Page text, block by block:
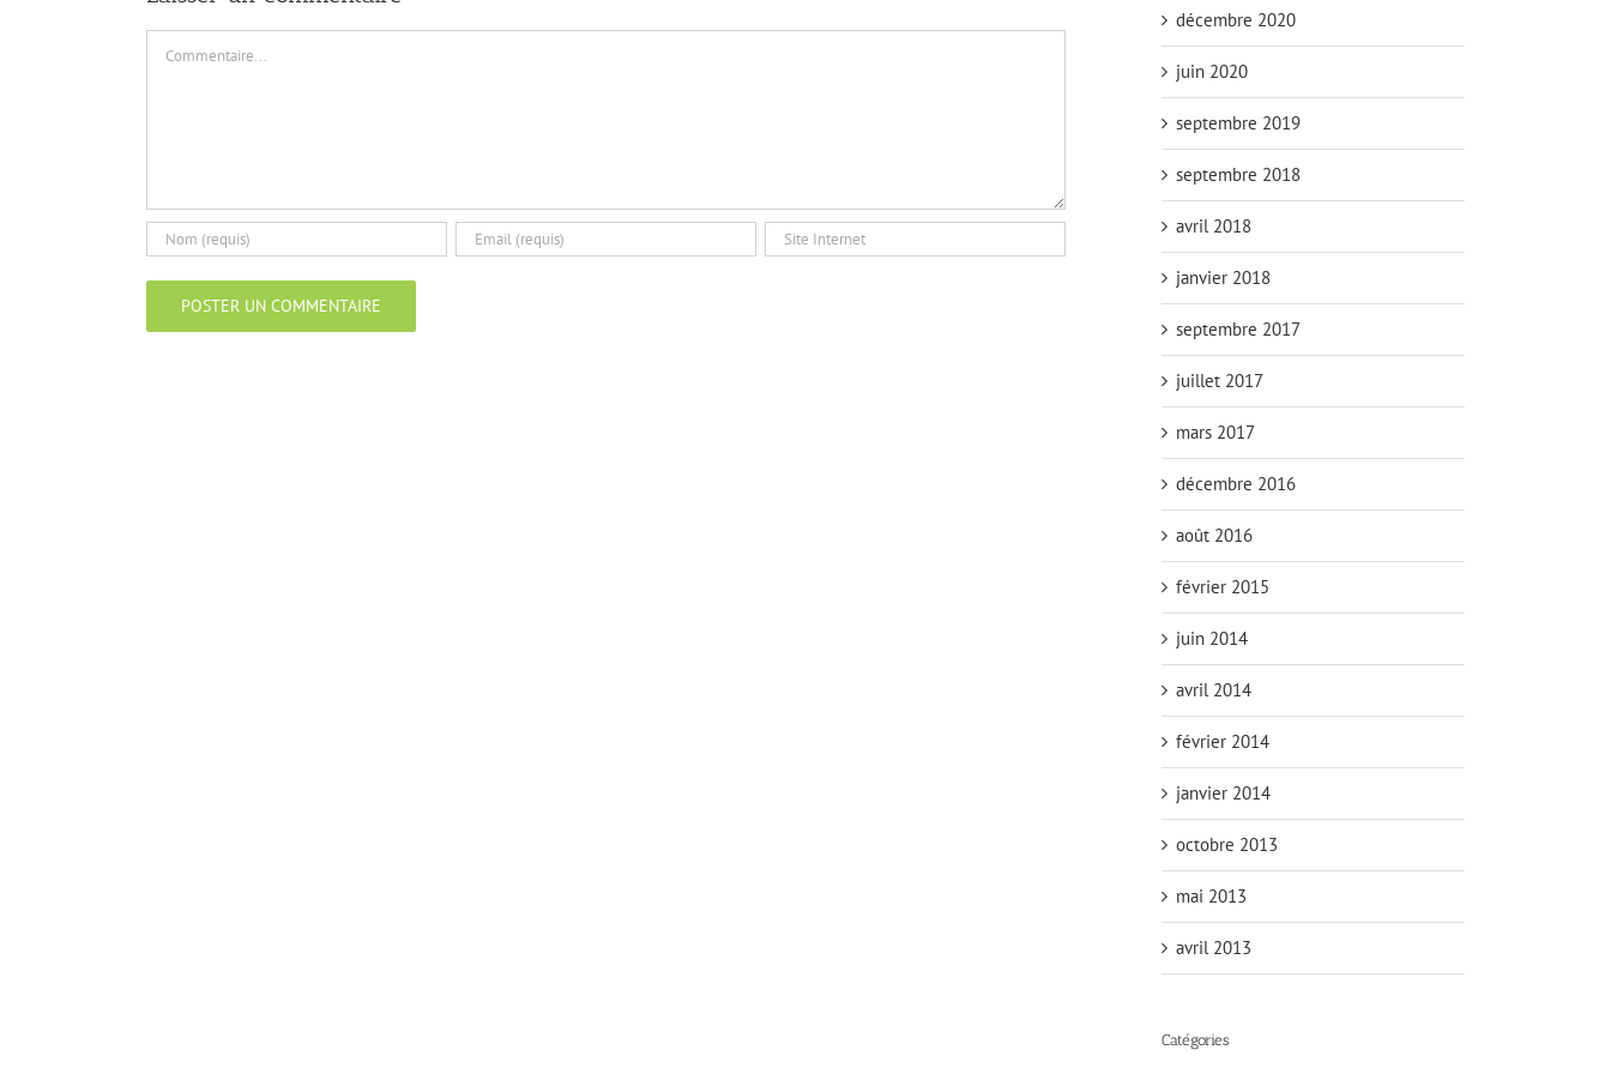
décembre 2020
juin 2020
septembre 2019
septembre 2018
avril 2018
janvier 2018
septembre 2017
juillet 2017
mars 2017
décembre 2016
août 2016
février 2015
juin 2014
avril 2014
février 2014
janvier 2014
octobre 2013
mai 2013
avril 2013
Catégories